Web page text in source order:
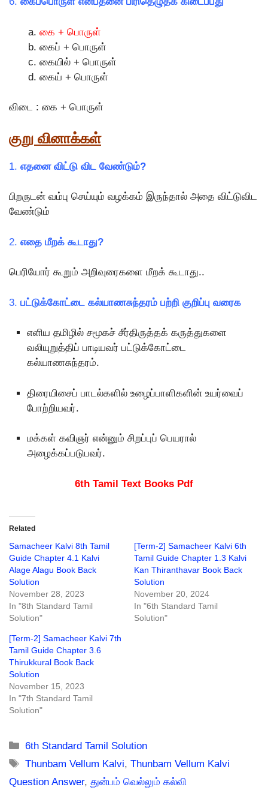
கை + பொருள்
கைப் + பொருள்
கையில் + பொருள்
கைய் + பொருள்
விடை : கை + பொருள்
குறு வினாக்கள்
1. எதனை விட்டு விட வேண்டும்?
பிறருடன் வம்பு செய்யும் வழக்கம் இருந்தால் அதை விட்டுவிட
வேண்டும்
2. எதை மீறக் கூடாது?
பெரியோர் கூறும் அறிவுரைகளை மீறக் கூடாது..
3. பட்டுக்கோட்டை கல்யாணசுந்தரம் பற்றி குறிப்பு வரைக
எளிய தமிழில் சமூகச் சீர்திருத்தக் கருத்துகளை
வலியுறுத்திப் பாடியவர் பட்டுக்கோட்டை
கல்யாணசுந்தரம்.
திரையிசைப் பாடல்களில் உழைப்பாளிகளின் உயர்வைப்
போற்றியவர்.
மக்கள் கவிஞர் என்னும் சிறப்புப் பெயரால்
அழைக்கப்படுபவர்.
6th Tamil Text Books Pdf
Related
Samacheer Kalvi 8th Tamil
Guide Chapter 4.1 Kalvi
Alage Alagu Book Back
Solution
November 28, 2023
In "8th Standard Tamil
Solution"
[Term-2] Samacheer Kalvi 6th
Tamil Guide Chapter 1.3 Kalvi
Kan Thiranthavar Book Back
Solution
November 20, 2024
In "6th Standard Tamil
Solution"
[Term-2] Samacheer Kalvi 7th
Tamil Guide Chapter 3.6
Thirukkural Book Back
Solution
November 15, 2023
In "7th Standard Tamil
Solution"
Categories
6th Standard Tamil Solution
Tags
Thunbam Vellum Kalvi,Thunbam Vellum Kalvi
Question Answer, துன்பம் வெல்லும் கல்வி